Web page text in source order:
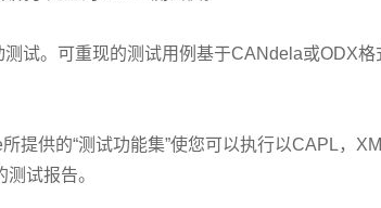
试。可重现的测试用例基于CANdela或ODX
提供的“测试功能集”使您可以执行以CAPL，
试报告。